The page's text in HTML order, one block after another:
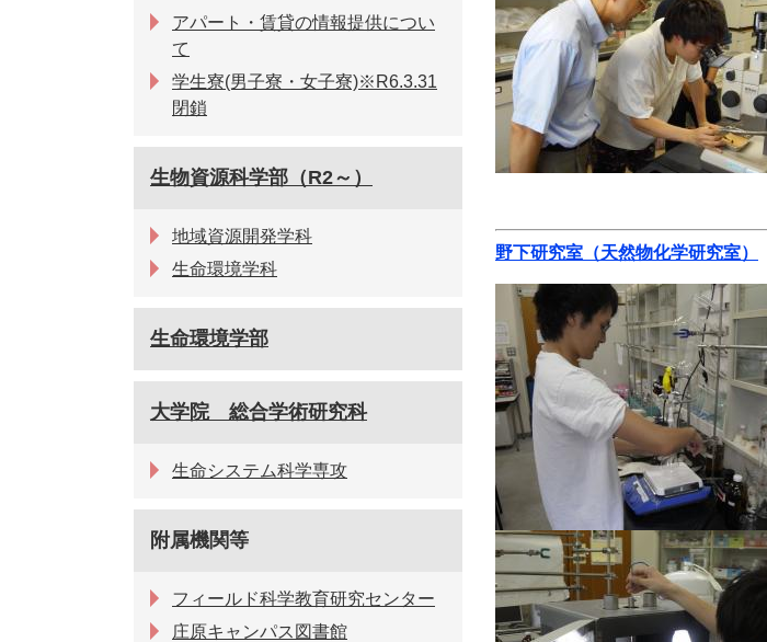
野下研究室（天然物化学研究室）
アパート・賃貸の情報提供につい
て
学生寮(男子寮・女子寮)※R6.3.31
閉鎖
生物資源科学部（R2～）
地域資源開発学科
生命環境学科
生命環境学部
大学院 総合学術研究科
生命システム科学専攻
附属機関等
フィールド科学教育研究センター
庄原キャンパス図書館